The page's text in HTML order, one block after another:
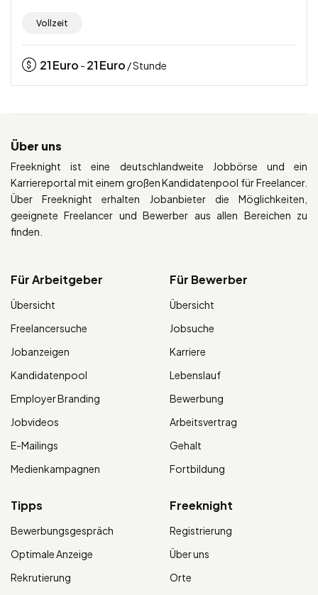
Vollzeit
21Euro - 21Euro / Stunde
Über uns
Freeknight ist eine deutschlandweite Jobbörse und ein
Karriereportal mit einem großen Kandidatenpool für Freelancer.
Über Freeknight erhalten Jobanbieter die Möglichkeiten,
geeignete Freelancer und Bewerber aus allen Bereichen zu
finden.
Für Arbeitgeber
Übersicht
Freelancersuche
Jobanzeigen
Kandidatenpool
Employer Branding
Jobvideos
E-Mailings
Medienkampagnen
Für Bewerber
Übersicht
Jobsuche
Karriere
Lebenslauf
Bewerbung
Arbeitsvertrag
Gehalt
Fortbildung
Tipps
Bewerbungsgespräch
Optimale Anzeige
Rekrutierung
Freeknight
Registrierung
Über uns
Orte